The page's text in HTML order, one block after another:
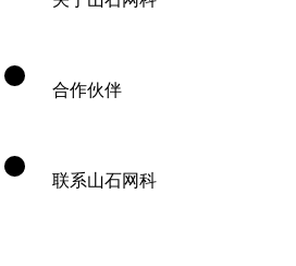
合作伙伴
联系山石网科